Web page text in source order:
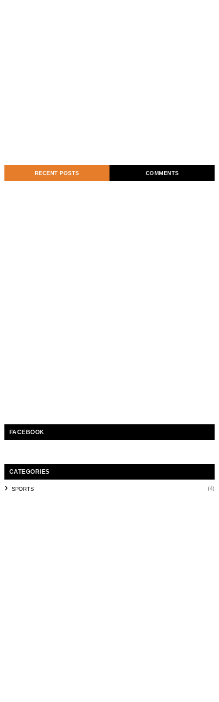
RECENT POSTS COMMENTS
FACEBOOK
CATEGORIES
SPORTS (4)